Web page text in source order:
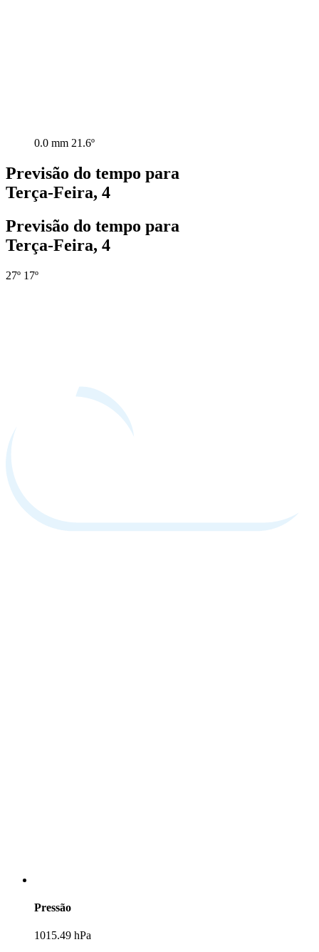
0.0 mm 21.6º
Previsão do tempo para
Terça-Feira, 4
Previsão do tempo para
Terça-Feira, 4
27º 17º
Pressão
1015.49 hPa